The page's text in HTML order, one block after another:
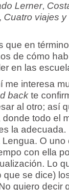
Lerner,
, Cuatro viajes
que en
de cómo
en las
me interesa
backte
al otro; así
todo el
la
O
con ella
Lo
que se dice)
quiero decir